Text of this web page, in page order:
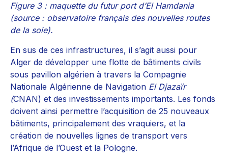
Figure 3 : maquette du futur port d’El Hamdania
(source : observatoire français des nouvelles routes
de la soie).
En sus de ces infrastructures, il s’agit aussi pour
Alger de développer une flotte de bâtiments civils
sous pavillon algérien à travers la Compagnie
Nationale Algérienne de Navigation El Djazaïr
(CNAN) et des investissements importants. Les fonds
doivent ainsi permettre l’acquisition de 25 nouveaux
bâtiments, principalement des vraquiers, et la
création de nouvelles lignes de transport vers
l’Afrique de l’Ouest et la Pologne.